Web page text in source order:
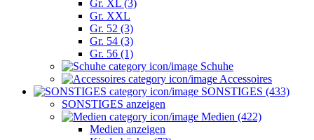
Gr. XL (3)
Gr. XXL
Gr. 52 (3)
Gr. 54 (3)
Gr. 56 (1)
Schuhe
Accessoires
SONSTIGES (433)
SONSTIGES anzeigen
Medien (422)
Medien anzeigen